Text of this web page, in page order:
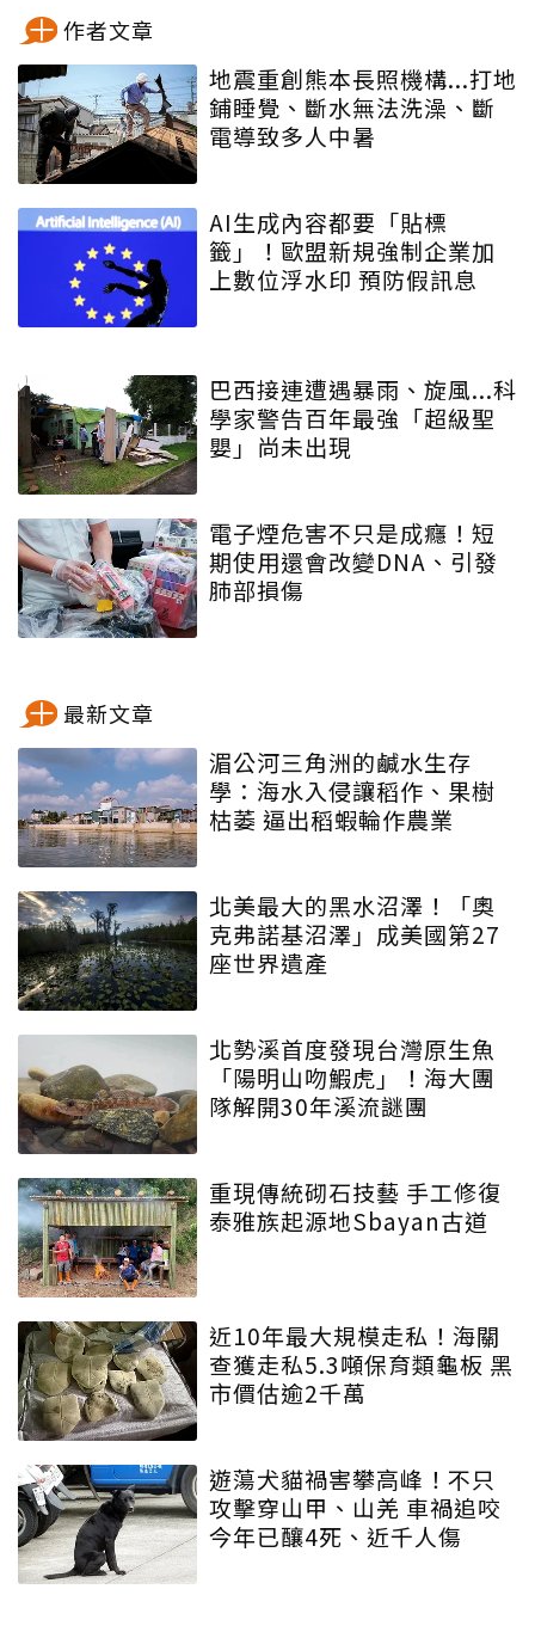
作者文章
地震重創熊本長照機構...打地
鋪睡覺、斷水無法洗澡、斷
電導致多人中暑
AI生成內容都要「貼標
籤」！歐盟新規強制企業加
上數位浮水印 預防假訊息
巴西接連遭遇暴雨、旋風...科
學家警告百年最強「超級聖
嬰」尚未出現
電子煙危害不只是成癮！短
期使用還會改變DNA、引發
肺部損傷
最新文章
湄公河三角洲的鹹水生存
學：海水入侵讓稻作、果樹
枯萎 逼出稻蝦輪作農業
北美最大的黑水沼澤！「奧
克弗諾基沼澤」成美國第27
座世界遺產
北勢溪首度發現台灣原生魚
「陽明山吻鰕虎」！海大團
隊解開30年溪流謎團
重現傳統砌石技藝 手工修復
泰雅族起源地Sbayan古道
近10年最大規模走私！海關
查獲走私5.3噸保育類龜板 黑
市價估逾2千萬
遊蕩犬貓禍害攀高峰！不只
攻擊穿山甲、山羌 車禍追咬
今年已釀4死、近千人傷